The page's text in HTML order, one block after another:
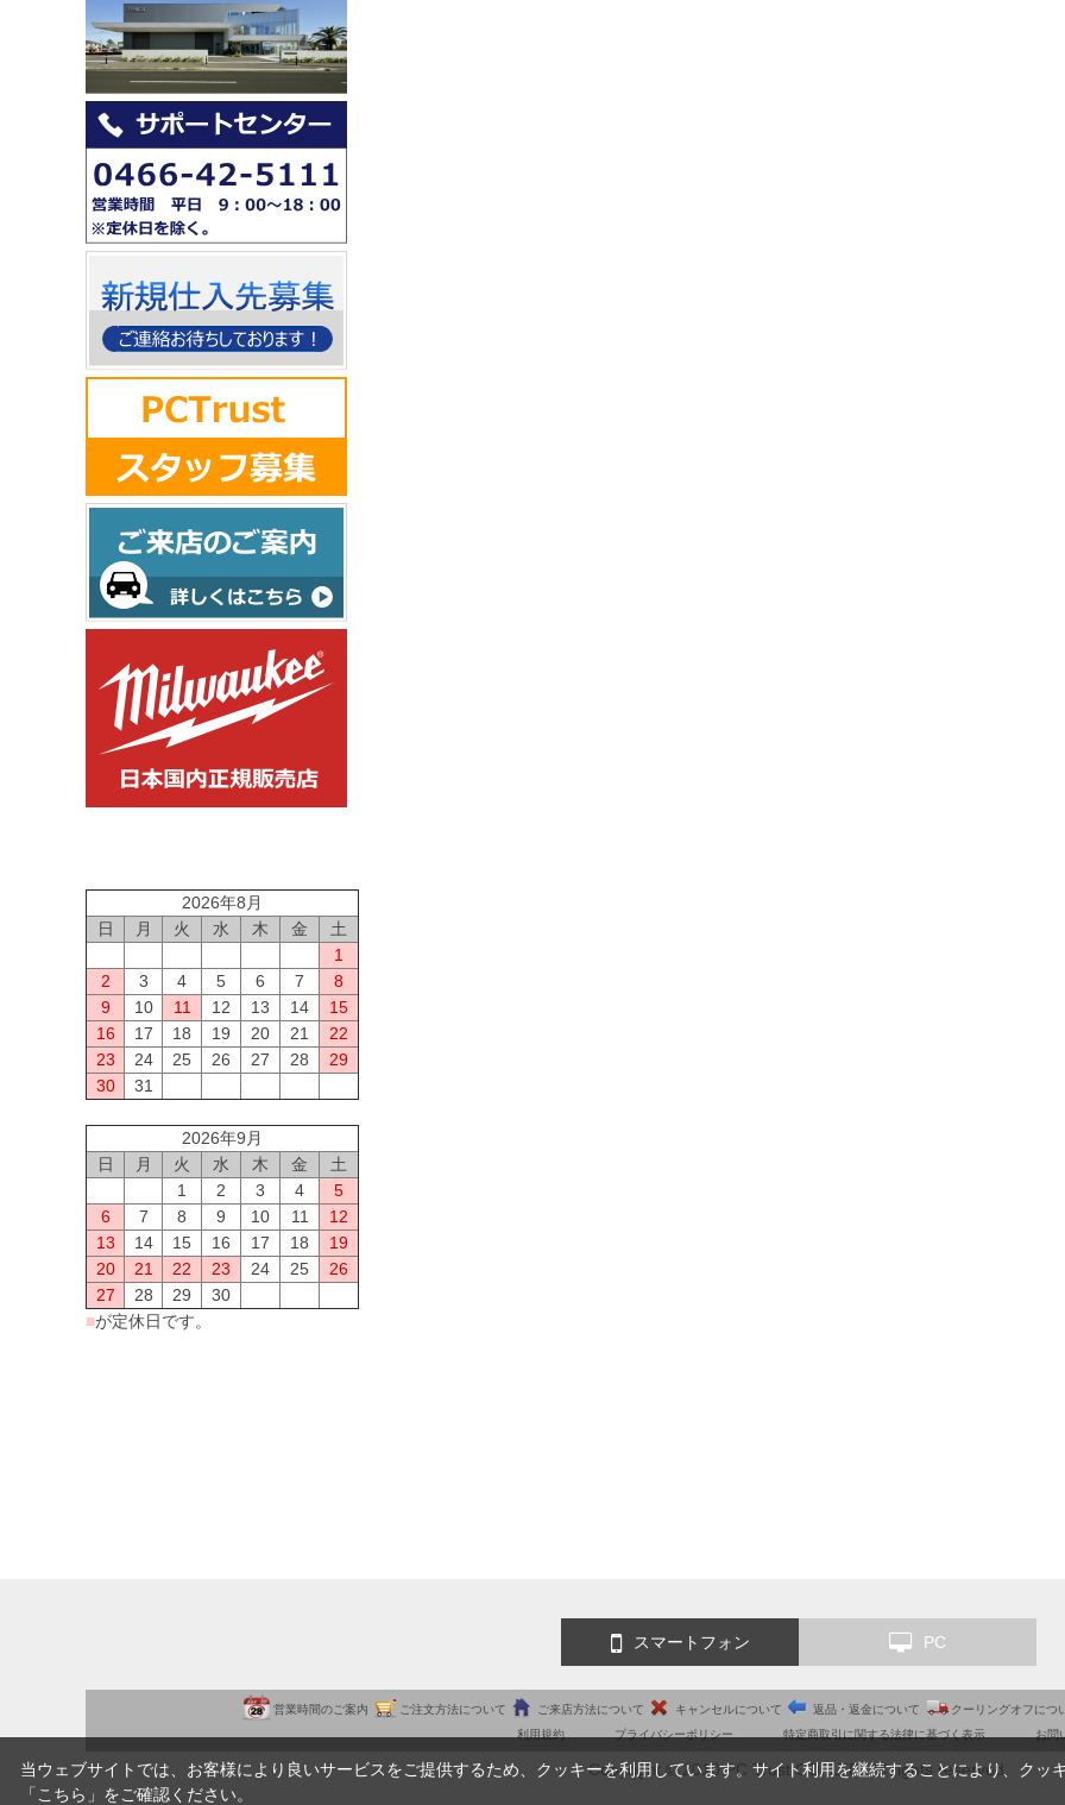
2026年8月
日
月 火 水 木 金
土
1
2
3 4 5 6 7
8
9
10 11 12 13 14
15
16
17 18 19 20 21
22
23
24 25 26 27 28
29
30
31
2026年9月
日
月 火 水 木 金
土
1
2 3 4
5
6
7 8 9 10 11
12
13
14 15 16 17 18
19
20
21 22 23 24 25
26
27
28 29
30
■が定休日です。
スマートフォン PC
営業時間のご案内 ご注文方法について ご来店方法について キャンセルについて 返品・返金について クーリングオフにつ
利用規約
プライバシーポリシー 特定商取引に関する法律に基づく表示 お問
Copyright © 2010 PC Trust CO.,LTD. All rights reserved.
当ウェブサイトでは、お客様により良いサービスをご提供するため、クッキーを利用しています。サイト利用を継続することにより、クッ
「 こちら 」をご確認ください。